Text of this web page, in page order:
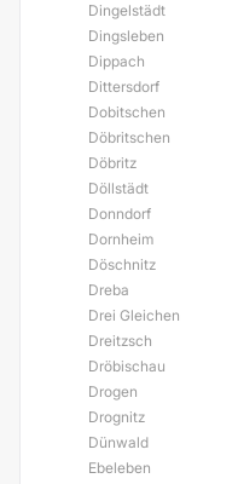
Dingelstädt
Dingsleben
Dippach
Dittersdorf
Dobitschen
Döbritschen
Döbritz
Döllstädt
Donndorf
Dornheim
Döschnitz
Dreba
Drei Gleichen
Dreitzsch
Dröbischau
Drogen
Drognitz
Dünwald
Ebeleben